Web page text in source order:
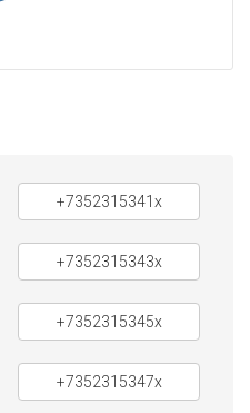
+7352315341x
+7352315343x
+7352315345x
+7352315347x